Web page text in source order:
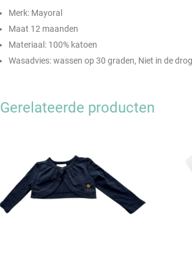
Merk: Mayoral
Maat 12 maanden
Materiaal: 100% katoen
Wasadvies: wassen op 30 graden, Niet in de
Gerelateerde producten